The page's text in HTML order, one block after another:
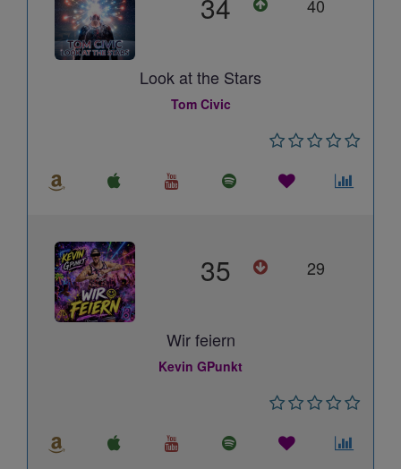
40
Look at the Stars
Tom Civic
35 29
Wir feiern
Kevin GPunkt